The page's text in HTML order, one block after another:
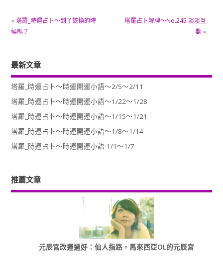
« 塔羅_時運占卜～到了該換的時
候嗎？
塔羅占卜解牌～No.245 淡淡互
動»
最新文章
塔羅_時運占卜～時運開運小語～2/5～2/11
塔羅_時運占卜～時運開運小語～1/22～1/28
塔羅_時運占卜～時運開運小語～1/15～1/21
塔羅_時運占卜～時運開運小語～1/8～1/14
塔羅_時運占卜～時運開運小語 1/1～1/7
推薦文章
元辰宮改運過好：仙人指路，馬來西亞OL的元辰宮